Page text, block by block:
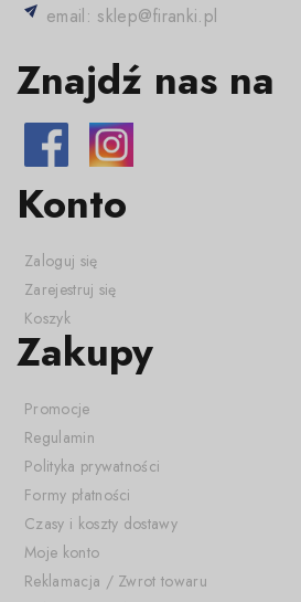
email: sklep@firanki.pl
Znajdź nas na
Konto
Zaloguj się
Zarejestruj się
Koszyk
Zakupy
Promocje
Regulamin
Polityka prywatności
Formy płatności
Czasy i koszty dostawy
Moje konto
Reklamacja / Zwrot towaru